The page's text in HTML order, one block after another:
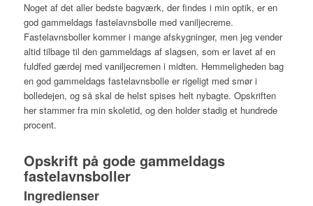
Noget af det aller bedste bagværk, der findes i min optik, er en
god gammeldags fastelavnsbolle med vaniljecreme.
Fastelavnsboller kommer i mange afskygninger, men jeg vender
altid tilbage til den gammeldags af slagsen, som er lavet af en
fuldfed gærdej med vaniljecremen i midten. Hemmeligheden bag
en god gammeldags fastelavnsbolle er rigeligt med smør i
bolledejen, og så skal de helst spises helt nybagte. Opskriften
her stammer fra min skoletid, og den holder stadig et hundrede
procent.
Opskrift på gode gammeldags
fastelavnsboller
Ingredienser